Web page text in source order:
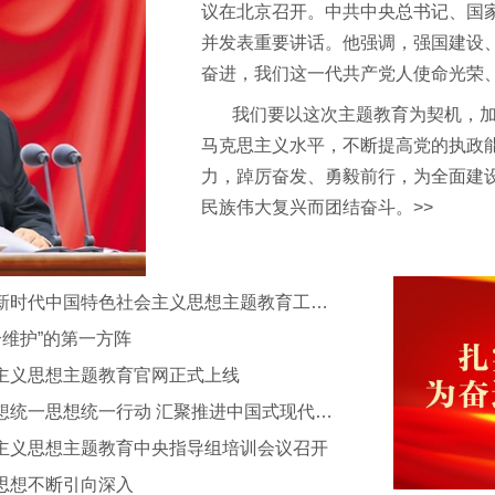
议在北京召开。中共中央总书记、国
并发表重要讲话。他强调，强国建设
奋进，我们这一代共产党人使命光荣
我们要以这次主题教育为契机，
马克思主义水平，不断提高党的执政
力，踔厉奋发、勇毅前行，为全面建
民族伟大复兴而团结奋斗。>>
习近平、蔡奇同志在学习贯彻习近平新时代中国特色社会主义思想主题教育工作会议上的讲话
护”的第一方阵
义思想主题教育官网正式上线
用习近平新时代中国特色社会主义思想统一思想统一行动 汇聚推进中国式现代化建设强大合力
思想主题教育中央指导组培训会议召开
想不断引向深入